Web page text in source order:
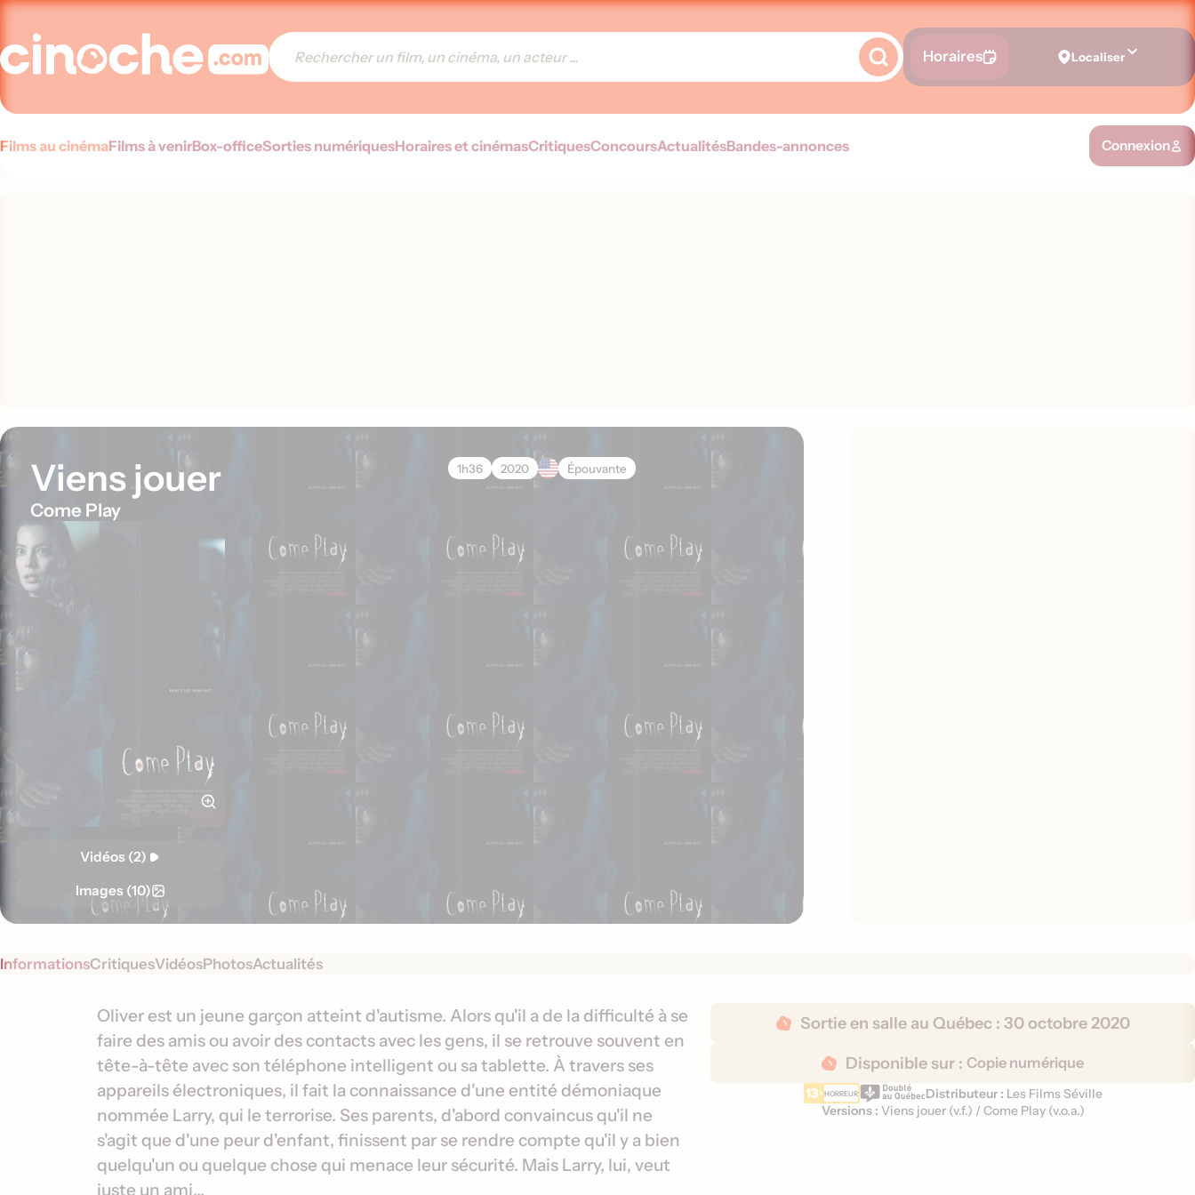
Horaires Localiser
Films au cinémaFilms à venirBox-officeSorties numériquesHoraires et cinémasCritiquesConcoursActualitésBandes-annonces Connexion
Viens jouer
Come Play
1h36 2020 Épouvante
Vidéos (2)
Images (10)
InformationsCritiquesVidéosPhotosActualités
S
y
n
o
p
s
i
s
Oliver est un jeune garçon atteint d'autisme. Alors qu'il a de la difficulté à se
faire des amis ou avoir des contacts avec les gens, il se retrouve souvent en
tête-à-tête avec son téléphone intelligent ou sa tablette. À travers ses
appareils électroniques, il fait la connaissance d'une entité démoniaque
nommée Larry, qui le terrorise. Ses parents, d'abord convaincus qu'il ne
s'agit que d'une peur d'enfant, finissent par se rendre compte qu'il y a bien
quelqu'un ou quelque chose qui menace leur sécurité. Mais Larry, lui, veut
juste un ami...
Sortie en salle au Québec : 30 octobre 2020
Disponible sur : Copie numérique
HORREUR Distributeur : Les Films Séville
V
Versions : Viens jouer (v.f.) / Come Play (v.o.a.)